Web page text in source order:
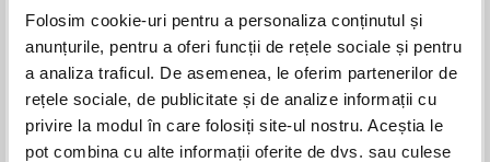
Folosim cookie-uri pentru a personaliza conținutul și
anunțurile, pentru a oferi funcții de rețele sociale și pentru
a analiza traficul. De asemenea, le oferim partenerilor de
rețele sociale, de publicitate și de analize informații cu
privire la modul în care folosiți site-ul nostru. Aceștia le
pot combina cu alte informații oferite de dvs. sau culese
Utilaj multifuncțional
RURIS 6500CRT
Motor General Engine 7 CP
Benzină fără plumb
Viteze: 2 înainte, 1 înapoi
Lățimea de lucru: 560-830 mm
Utilaj multifuncțional
RURIS 7800CRT
Motor General Engine 7 CP
Benzină fără plumb
Viteze: 2 înainte, 1 înapoi
Lățimea de lucru: 560-830 mm